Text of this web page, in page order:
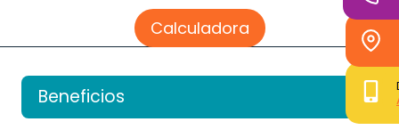
Calculadora
Beneficios